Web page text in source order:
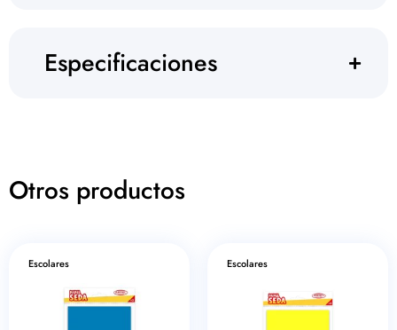
Especificaciones
Otros productos
Escolares Escolares